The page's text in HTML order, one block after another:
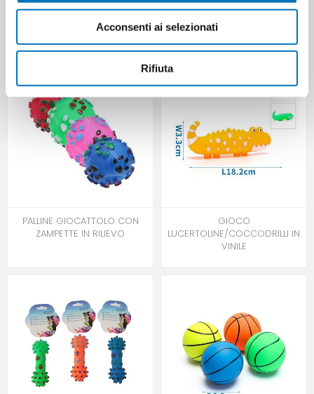
Acconsenti ai selezionati
Rifiuta
PALLINE DA BASKET
FLUORESCENTI IN
GOMMAPIUMA
GIOCATTOLO A FORMA DI
RICCIO GRIGIO
PALLINE GIOCATTOLO CON
ZAMPETTE IN RILIEVO
GIOCO
LUCERTOLINE/COCCODRILLI IN
VINILE